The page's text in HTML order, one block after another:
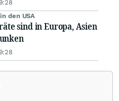
den USA
sind in Europa, Asien